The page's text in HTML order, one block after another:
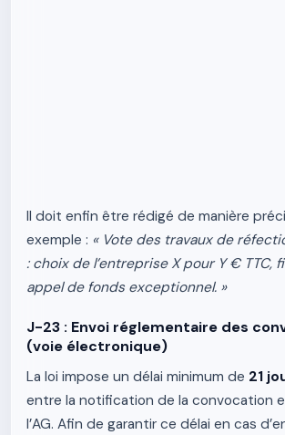
Il doit enfin être rédigé de manière
exemple : « Vote des travaux de
: choix de l’entreprise X pour Y € TTC,
appel de fonds exceptionnel. »
J-23 : Envoi réglementaire des
(voie électronique)
La loi impose un délai minimum de 21
entre la notification de la convocation
l’AG. Afin de garantir ce délai en cas